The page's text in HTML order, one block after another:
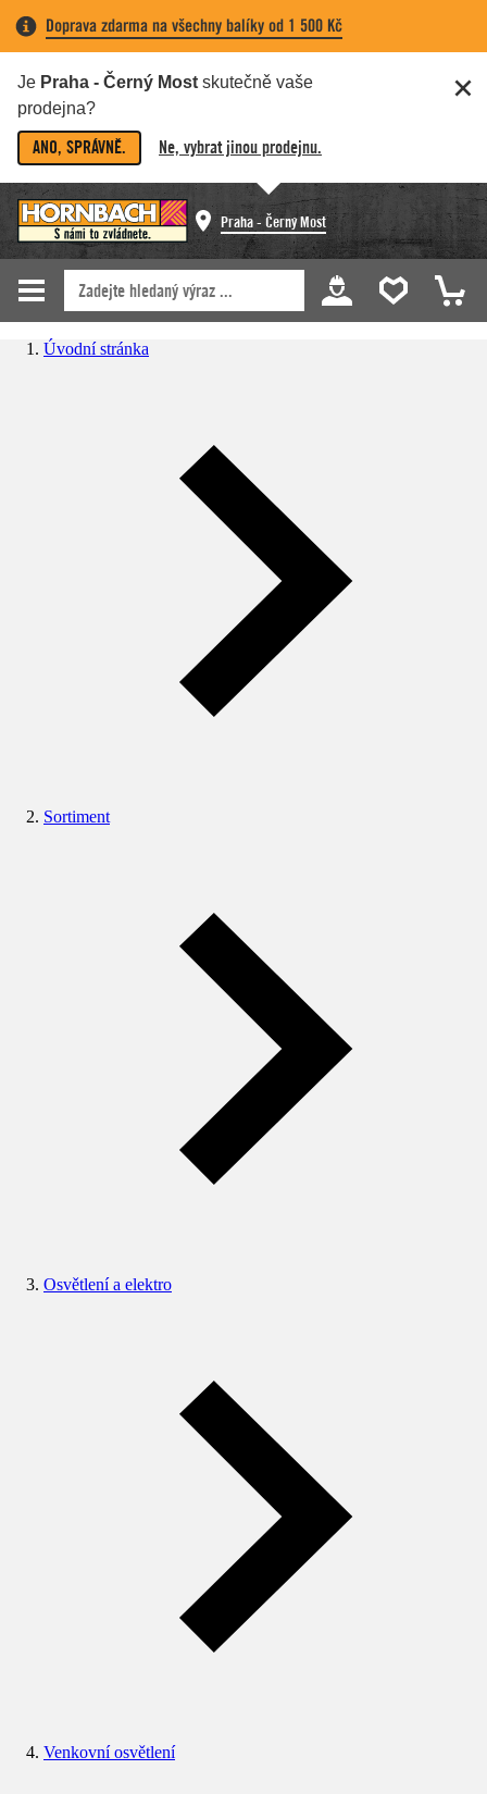
Doprava zdarma na všechny balíky od 1 500 Kč
Je Praha - Černý Most skutečně vaše
prodejna?
ANO, SPRÁVNĚ. Ne, vybrat jinou prodejnu.
Praha - Černý Most
Úvodní stránka
Sortiment
Osvětlení a elektro
Venkovní osvětlení